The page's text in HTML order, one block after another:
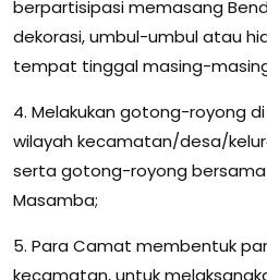
berpartisipasi memasang
dekorasi, umbul-umbul atau
tempat tinggal masing-
4. Melakukan gotong-royong
wilayah kecamatan/desa/
serta gotong-royong
Masamba;
5. Para Camat membentuk
kecamatan, untuk